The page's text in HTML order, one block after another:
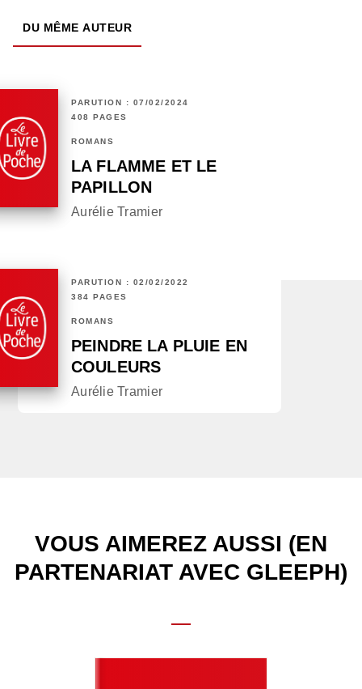
DU MÊME AUTEUR
PARUTION : 07/02/2024
408 PAGES
ROMANS
LA FLAMME ET LE
PAPILLON
Aurélie Tramier
PARUTION : 02/02/2022
384 PAGES
ROMANS
PEINDRE LA PLUIE EN
COULEURS
Aurélie Tramier
VOUS AIMEREZ AUSSI (EN
PARTENARIAT AVEC GLEEPH)